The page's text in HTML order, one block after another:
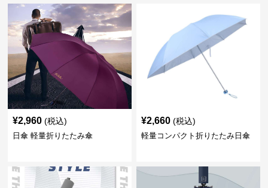
¥2,960 (税込)
日傘 軽量折りたたみ傘
¥2,660 (税込)
軽量コンパクト折りたたみ日傘